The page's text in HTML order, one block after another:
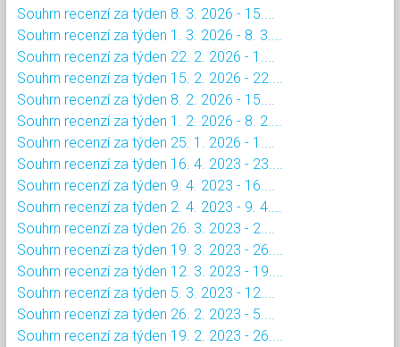
Souhrn recenzí za týden 8. 3. 2026 - 15....
Souhrn recenzí za týden 1. 3. 2026 - 8. 3....
Souhrn recenzí za týden 22. 2. 2026 - 1....
Souhrn recenzí za týden 15. 2. 2026 - 22....
Souhrn recenzí za týden 8. 2. 2026 - 15....
Souhrn recenzí za týden 1. 2. 2026 - 8. 2....
Souhrn recenzí za týden 25. 1. 2026 - 1....
Souhrn recenzí za týden 16. 4. 2023 - 23....
Souhrn recenzí za týden 9. 4. 2023 - 16....
Souhrn recenzí za týden 2. 4. 2023 - 9. 4....
Souhrn recenzí za týden 26. 3. 2023 - 2....
Souhrn recenzí za týden 19. 3. 2023 - 26....
Souhrn recenzí za týden 12. 3. 2023 - 19....
Souhrn recenzí za týden 5. 3. 2023 - 12....
Souhrn recenzí za týden 26. 2. 2023 - 5....
Souhrn recenzí za týden 19. 2. 2023 - 26....